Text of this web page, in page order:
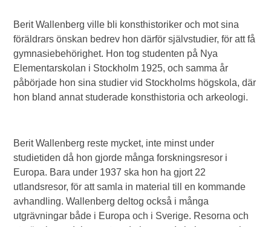
Berit Wallenberg ville bli konsthistoriker och mot sina
föräldrars önskan bedrev hon därför självstudier, för att få
gymnasiebehörighet. Hon tog studenten på Nya
Elementarskolan i Stockholm 1925, och samma år
påbörjade hon sina studier vid Stockholms högskola, där
hon bland annat studerade konsthistoria och arkeologi.
Berit Wallenberg reste mycket, inte minst under
studietiden då hon gjorde många forskningsresor i
Europa. Bara under 1937 ska hon ha gjort 22
utlandsresor, för att samla in material till en kommande
avhandling. Wallenberg deltog också i många
utgrävningar både i Europa och i Sverige. Resorna och